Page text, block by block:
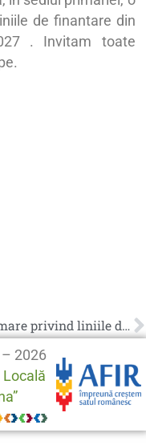
de finantare din
. Invitam toate
Informare privind liniile de finantare din SDL 2023-2027 in com. Suici (jud. Arges) 19.12.2024
2026
Locală